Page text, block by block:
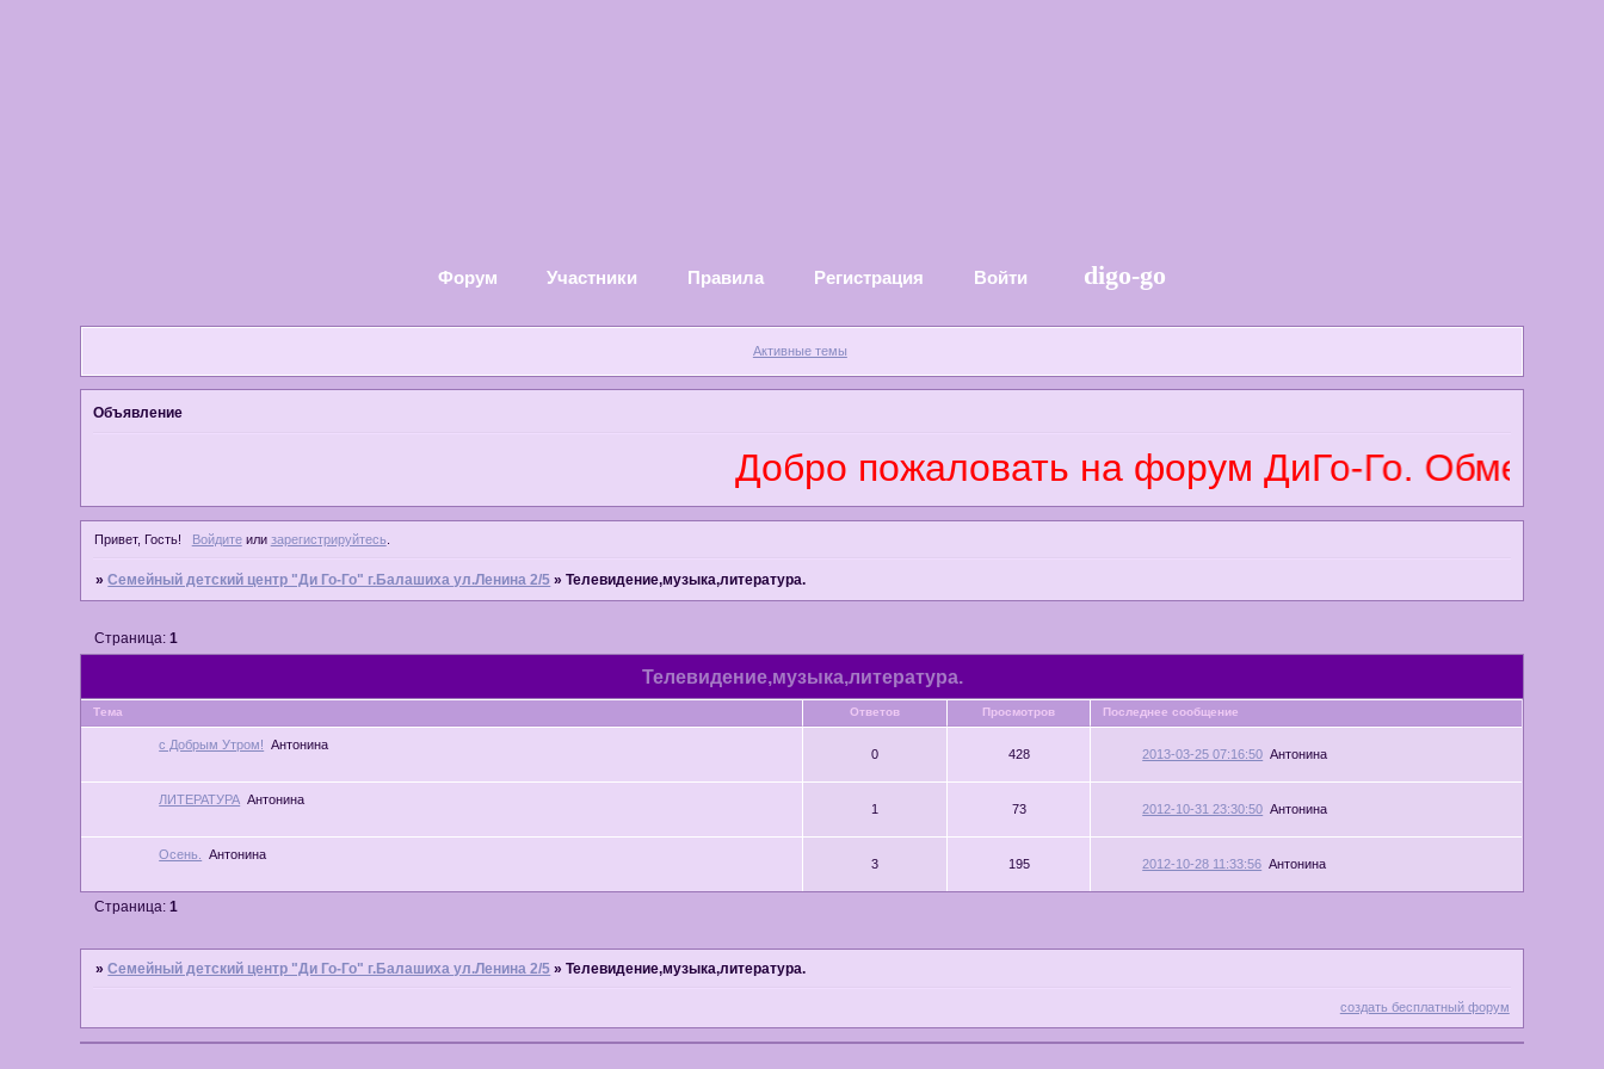
Форум Участники Правила Регистрация Войти digo-go
Активные темы
Объявление
Добро пожаловать на форум ДиГо-Го.
Привет, Гость! Войдитеили зарегистрируйтесь
»Семейный детский центр "Ди Го-Го" г.Балашиха ул.Ленина 2/5 »Телевидение,музыка,литература.
Телевидение,музыка,литература.
Страница:1
Тема Ответов Просмотров Последнее сообщение
с Добрым Утром! Антонина
0 428 2013-03-25 07:16:50 Антонина
ЛИТЕРАТУРА Антонина
1 73 2012-10-31 23:30:50 Антонина
Осень. Антонина
3 195 2012-10-28 11:33:56 Антонина
Страница:1
»Семейный детский центр "Ди Го-Го" г.Балашиха ул.Ленина 2/5 »Телевидение,музыка,литература.
создать бесплатный форум